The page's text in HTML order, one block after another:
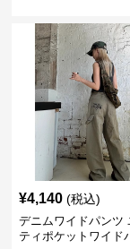
¥4,140 (税込)
デニムワイドパンツ
ティポケットワイド